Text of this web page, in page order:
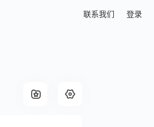
联系我们 登录